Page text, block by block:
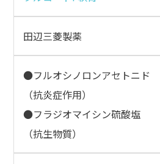
田辺三菱製薬
●フルオシノロンアセトニド
（抗炎症作用）
●フラジオマイシン硫酸塩
（抗生物質）